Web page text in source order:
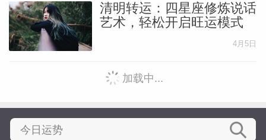
清明转运：四星座修炼说话
艺术，轻松开启旺运模式
4月5日
加载中...